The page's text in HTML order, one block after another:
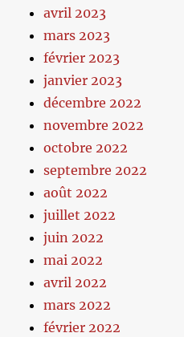
avril 2023
mars 2023
février 2023
janvier 2023
décembre 2022
novembre 2022
octobre 2022
septembre 2022
août 2022
juillet 2022
juin 2022
mai 2022
avril 2022
mars 2022
février 2022